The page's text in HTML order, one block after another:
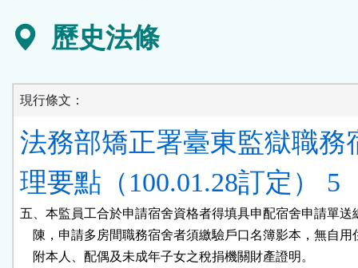
歷史法條
現行條文：
法務部矯正署臺東監獄職務
理要點（100.01.28訂定） 5
五、本監員工合於申請宿舍資格者得填具申配宿舍申請單送
陳，申請多房間職務宿舍者須繳驗戶口名簿影本，無自用
    附本人、配偶及未成年子女之稅捐機關財產證明。